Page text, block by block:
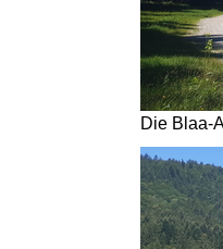
Die Blaa-